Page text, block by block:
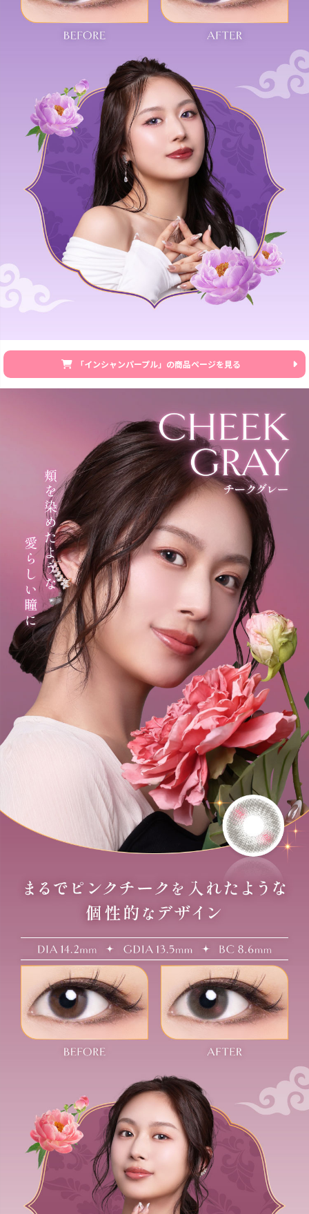
「インシャンパープル」の商品ページを見る